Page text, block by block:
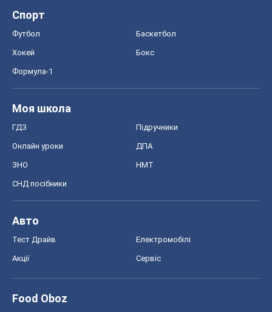
Спорт
Футбол Баскетбол
Хокей Бокс
Формула-1
Моя школа
ГДЗ Підручники
Онлайн уроки ДПА
ЗНО НМТ
СНД посібники
Авто
Тест Драйв Електромобілі
Акції Сервіс
Food Oboz